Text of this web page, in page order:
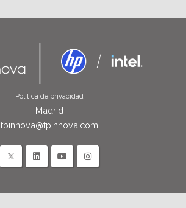
Política de privacidad
Madrid
fpinnova@fpinnova.com